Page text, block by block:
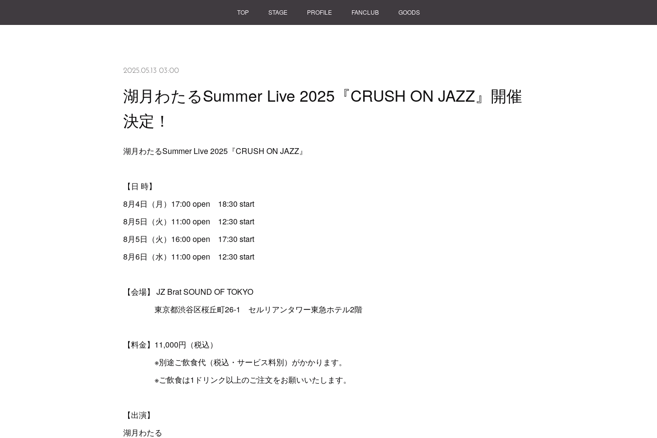
TOP STAGE PROFILE FANCLUB GOODS
2025.05.13 03:00
湖月わたるSummer Live 2025『CRUSH ON JAZZ』開催
決定！
湖月わたるSummer Live 2025『CRUSH ON JAZZ』
【日 時】
8月4日（月）17:00 open 18:30 start
8月5日（火）11:00 open 12:30 start
8月5日（火）16:00 open 17:30 start
8月6日（水）11:00 open 12:30 start
【会場】 JZ Brat SOUND OF TOKYO
東京都渋谷区桜丘町26-1 セルリアンタワー東急ホテル2階
【料金】11,000円（税込）
※別途ご飲食代（税込・サービス料別）がかかります。
※ご飲食は1ドリンク以上のご注文をお願いいたします。
【出演】
湖月わたる